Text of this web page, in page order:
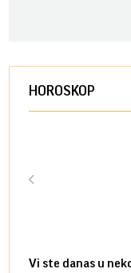
HOROSKOP
Vi ste danas u